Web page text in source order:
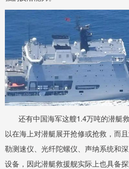
还有中国海军这艘1.4万吨的潜艇
以在海上对潜艇展开抢修或抢救，而
勒测速仪、光纤陀螺仪、声纳系统和
设备，因此潜艇救援舰实际上也具备